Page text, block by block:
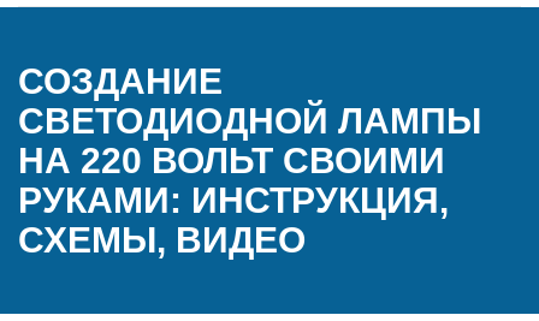
СОЗДАНИЕ
СВЕТОДИОДНОЙ ЛАМПЫ
НА 220 ВОЛЬТ СВОИМИ
РУКАМИ: ИНСТРУКЦИЯ,
СХЕМЫ, ВИДЕО